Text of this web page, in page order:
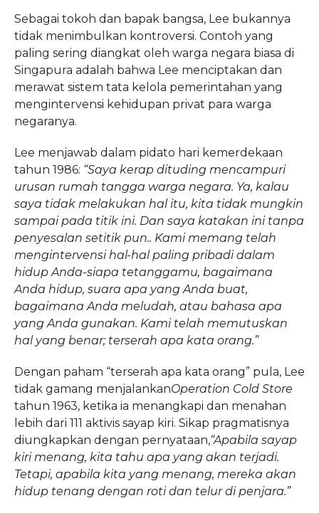
Sebagai tokoh dan bapak bangsa, Lee bukannya
tidak menimbulkan kontroversi. Contoh yang
paling sering diangkat oleh warga negara biasa di
Singapura adalah bahwa Lee menciptakan dan
merawat sistem tata kelola pemerintahan yang
mengintervensi kehidupan privat para warga
negaranya.
Lee menjawab dalam pidato hari kemerdekaan
tahun 1986: “Saya kerap dituding mencampuri
urusan rumah tangga warga negara. Ya, kalau
saya tidak melakukan hal itu, kita tidak mungkin
sampai pada titik ini. Dan saya katakan ini tanpa
penyesalan setitik pun.. Kami memang telah
mengintervensi hal-hal paling pribadi dalam
hidup Anda-siapa tetanggamu, bagaimana
Anda hidup, suara apa yang Anda buat,
bagaimana Anda meludah, atau bahasa apa
yang Anda gunakan. Kami telah memutuskan
hal yang benar; terserah apa kata orang.”
Dengan paham “terserah apa kata orang” pula, Lee
tidak gamang menjalankanOperation Cold Store
tahun 1963, ketika ia menangkapi dan menahan
lebih dari 111 aktivis sayap kiri. Sikap pragmatisnya
diungkapkan dengan pernyataan,“Apabila sayap
kiri menang, kita tahu apa yang akan terjadi.
Tetapi, apabila kita yang menang, mereka akan
hidup tenang dengan roti dan telur di penjara.”